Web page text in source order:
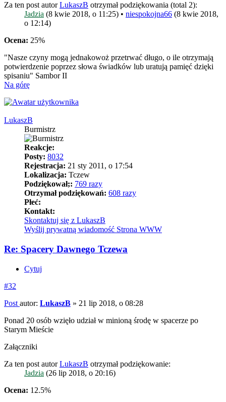
Za ten post autorLukaszB otrzymał podziękowania (total 2):
Jadzia (8 kwie 2018, o 11:25) • niespokojna66 (8 kwie 2018,
o 12:14)
Ocena: 25%
"Nasze czyny mogą jednakowoż przetrwać długo, o ile otrzymają
potwierdzenie poprzez słowa świadków lub uratują pamięć dzięki
spisaniu" Sambor II
Na górę
LukaszB
Burmistrz
Reakcje:
Posty: 8032
Rejestracja: 21 sty 2011, o 17:54
Lokalizacja: Tczew
Podziękował;: 769 razy
Otrzymał podziękowań: 608 razy
Płeć:
Kontakt:
Skontaktuj się z LukaszB
Wyślij prywatną wiadomość Strona WWW
Re: Spacery Dawnego Tczewa
Cytuj
#32
Post autor: LukaszB » 21 lip 2018, o 08:28
Ponad 20 osób wzięło udział w minioną środę w spacerze po
Starym Mieście
Załączniki
Za ten post autorLukaszB otrzymał podziękowanie:
Jadzia (26 lip 2018, o 20:16)
Ocena: 12.5%